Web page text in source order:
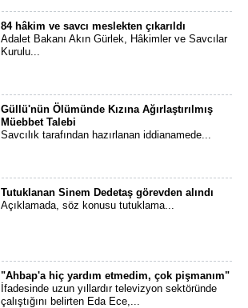
84 hâkim ve savcı meslekten çıkarıldı
Adalet Bakanı Akın Gürlek, Hâkimler ve Savcılar
Kurulu...
Güllü'nün Ölümünde Kızına Ağırlaştırılmış
Müebbet Talebi
Savcılık tarafından hazırlanan iddianamede...
Tutuklanan Sinem Dedetaş görevden alındı
Açıklamada, söz konusu tutuklama...
"Ahbap'a hiç yardım etmedim, çok pişmanım"
İfadesinde uzun yıllardır televizyon sektöründe
çalıştığını belirten Eda Ece,...